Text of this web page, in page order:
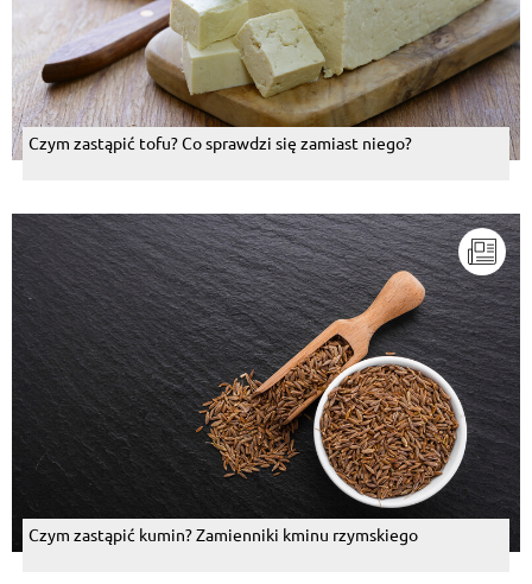
Czym zastąpić tofu? Co sprawdzi się zamiast niego?
Czym zastąpić kumin? Zamienniki kminu rzymskiego